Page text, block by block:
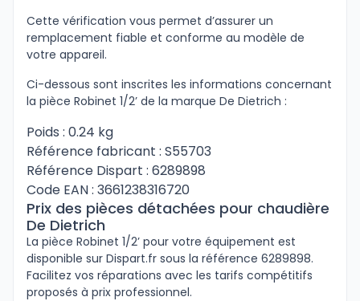
Cette vérification vous permet d’assurer un
remplacement fiable et conforme au modèle de
votre appareil.
Ci-dessous sont inscrites les informations concernant
la pièce Robinet 1/2’ de la marque De Dietrich :
Poids : 0.24 kg
Référence fabricant : S55703
Référence Dispart : 6289898
Code EAN : 3661238316720
Prix des pièces détachées pour chaudière
De Dietrich
La pièce Robinet 1/2’ pour votre équipement est
disponible sur Dispart.fr sous la référence 6289898.
Facilitez vos réparations avec les tarifs compétitifs
proposés à prix professionnel.